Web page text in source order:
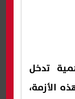
تدخل
الأزمة،